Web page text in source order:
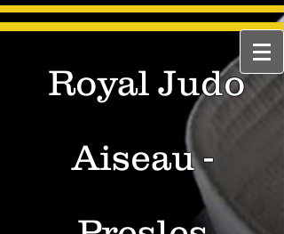
Royal Judo
Aiseau -